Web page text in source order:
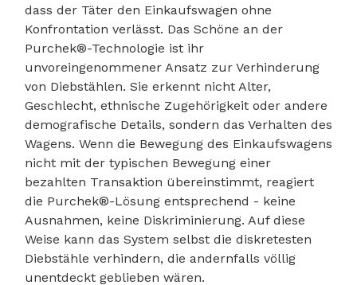
dass der Täter den Einkaufswagen ohne
Konfrontation verlässt. Das Schöne an der
Purchek®-Technologie ist ihr
unvoreingenommener Ansatz zur Verhinderung
von Diebstählen. Sie erkennt nicht Alter,
Geschlecht, ethnische Zugehörigkeit oder andere
demografische Details, sondern das Verhalten des
Wagens. Wenn die Bewegung des Einkaufswagens
nicht mit der typischen Bewegung einer
bezahlten Transaktion übereinstimmt, reagiert
die Purchek®-Lösung entsprechend - keine
Ausnahmen, keine Diskriminierung. Auf diese
Weise kann das System selbst die diskretesten
Diebstähle verhindern, die andernfalls völlig
unentdeckt geblieben wären.